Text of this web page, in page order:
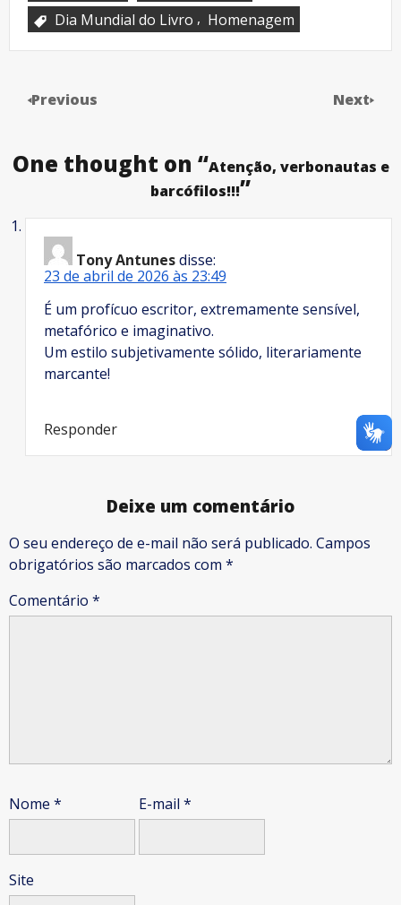
Dia Mundial do Livro , Homenagem
Previous Next
One thought on “Atenção, verbonautas e
barcófilos!!!”
Tony Antunesdisse:
23 de abril de 2026 às 23:49
É um profícuo escritor, extremamente sensível,
metafórico e imaginativo.
Um estilo subjetivamente sólido, literariamente
marcante!
Responder
Deixe um comentário
O seu endereço de e-mail não será publicado. Campos
obrigatórios são marcados com *
Comentário *
Nome * E-mail *
Site